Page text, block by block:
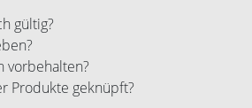
gültig?
vorbehalten?
Produkte geknüpft?